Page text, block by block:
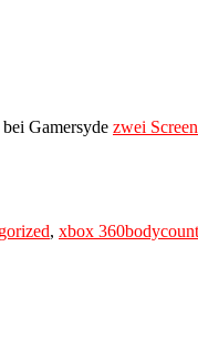
Gamersyde zwei
, xbox 360bodycount